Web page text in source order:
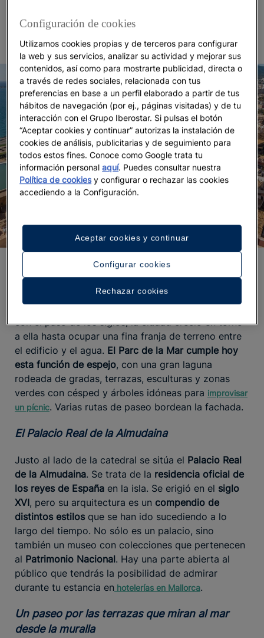
la diversión y a la sostenibilidad.
El reflejo de la Seu sobre el Parc de la Mar
En sus orígenes, la Seu fue laúnica catedral
europea que se reflejaba en el mar. Sin embargo,
con el paso de los siglos, la ciudad creció en torno
a ella hasta ocupar una fina franja de terreno entre
el edificio y el agua. El Parc de la Mar cumple hoy
esta función de espejo, con una gran laguna
rodeada de gradas, terrazas, esculturas y zonas
verdes con césped y árboles idóneas para improvisar
un pícnic. Varias rutas de paseo bordean la fachada.
El Palacio Real de la Almudaina
Justo al lado de la catedral se sitúa el Palacio Real
de la Almudaina. Se trata de la residencia oficial de
los reyes de España en la isla. Se erigió en el siglo
XVI, pero su arquitectura es un compendio de
distintos estilos que se han ido sucediendo a lo
largo del tiempo. No sólo es un palacio, sino
también un museo con colecciones que pertenecen
al Patrimonio Nacional. Hay una parte abierta al
público que tendrás la posibilidad de admirar
durante tu estancia en hotelerías en Mallorca.
Un paseo por las terrazas que miran al mar
desde la muralla
Configuración de cookies
Utilizamos cookies propias y de terceros para configurar
la web y sus servicios, analizar su actividad y mejorar sus
contenidos, así como para mostrarte publicidad, directa o
a través de redes sociales, relacionada con tus
preferencias en base a un perfil elaborado a partir de tus
hábitos de navegación (por ej., páginas visitadas) y de tu
interacción con el Grupo Iberostar. Si pulsas el botón
“Aceptar cookies y continuar” autorizas la instalación de
cookies de análisis, publicitarias y de seguimiento para
todos estos fines. Conoce como Google trata tu
información personalaquí. Puedes consultar nuestra
Política de cookiesy configurar o rechazar las cookies
accediendo a la Configuración.
Configurar cookies
Rechazar cookies
Aceptar cookies y continuar